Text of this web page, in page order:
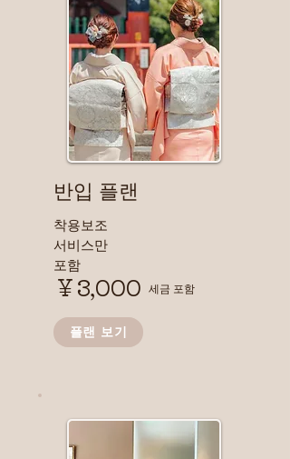
​반입 플랜
착용보조
서비스만
포함
​세금 포함
￥3,000
플랜 보기